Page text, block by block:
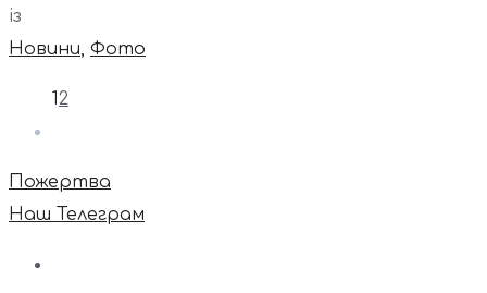
із
Новини, Фото
12
Пожертва
Наш Телеграм